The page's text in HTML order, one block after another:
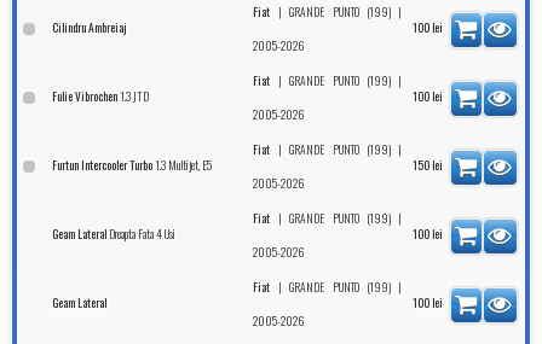
Cilindru Ambreiaj
Fiat |GRANDE PUNTO (199) |
2005-2026
100 lei
Fulie Vibrochen 1.3 JTD
Fiat |GRANDE PUNTO (199) |
2005-2026
100 lei
Furtun Intercooler Turbo 1.3 Multijet, E5
Fiat |GRANDE PUNTO (199) |
2005-2026
150 lei
Geam Lateral Dreapta Fata 4 Usi
Fiat |GRANDE PUNTO (199) |
2005-2026
100 lei
Geam Lateral
Fiat |GRANDE PUNTO (199) |
2005-2026
100 lei